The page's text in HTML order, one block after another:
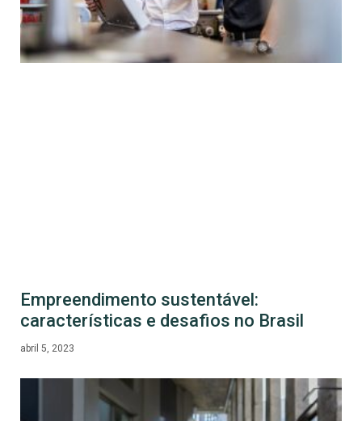
Empreendimento sustentável:
características e desafios no Brasil
abril 5, 2023